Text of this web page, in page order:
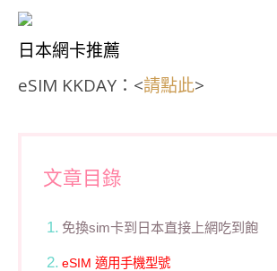
日本網卡推薦
eSIM KKDAY：<請點此>
文章目錄
免換sim卡到日本直接上網吃到飽
eSIM 適用手機型號